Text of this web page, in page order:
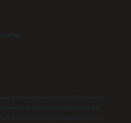
çalınacağına dair büyük bir merak
vardır. Kullanım özellikleri farklı
pille, bazıları ise adaptörle çalışır.